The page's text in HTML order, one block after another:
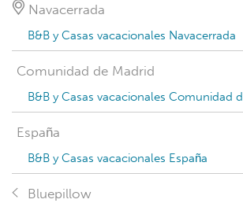
Navacerrada
B&B y Casas vacacionales Navacerrada
Comunidad de Madrid
B&B y Casas vacacionales Comunidad
España
B&B y Casas vacacionales España
Bluepillow